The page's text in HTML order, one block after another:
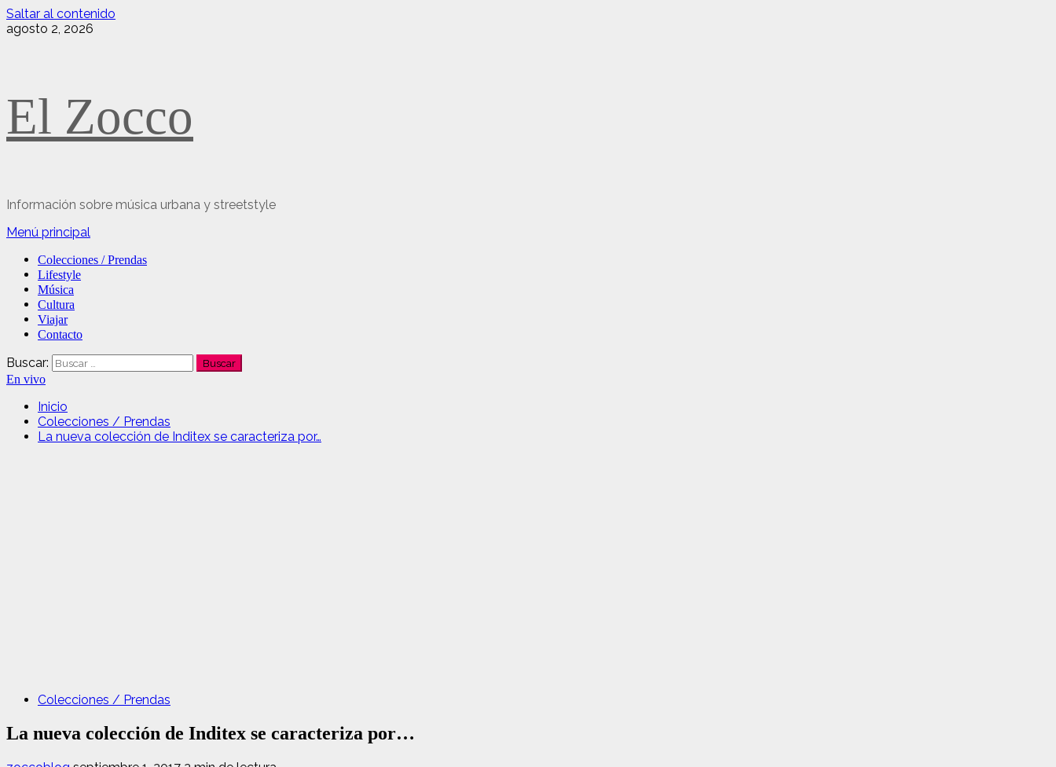
Saltar al contenido
agosto 2, 2026
El Zocco
Información sobre música urbana y streetstyle
Menú principal
Colecciones / Prendas
Lifestyle
Música
Cultura
Viajar
Contacto
Buscar:
En vivo
Inicio
Colecciones / Prendas
La nueva colección de Inditex se caracteriza por…
Colecciones / Prendas
La nueva colección de Inditex se caracteriza por…